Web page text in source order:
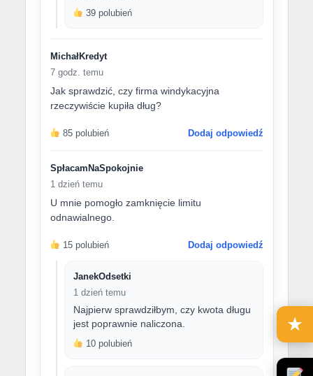
39 polubień
MichałKredyt
7 godz. temu
Jak sprawdzić, czy firma windykacyjna
rzeczywiście kupiła dług?
85 polubień Dodaj odpowiedź
SpłacamNaSpokojnie
1 dzień temu
U mnie pomogło zamknięcie limitu
odnawialnego.
15 polubień Dodaj odpowiedź
JanekOdsetki
1 dzień temu
Najpierw sprawdziłbym, czy kwota długu
jest poprawnie naliczona.
10 polubień
★